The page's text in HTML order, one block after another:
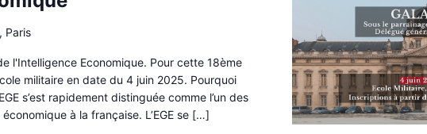
Paris
l'Intelligence Economique. Pour cette 18ème
militaire en date du 4 juin 2025. Pourquoi
s’est rapidement distinguée comme l’un des
à la française. L’EGE se […]